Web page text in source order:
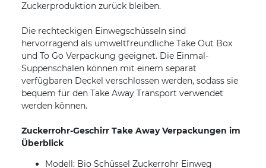
Zuckerproduktion zurück bleiben.
Die rechteckigen Einwegschüsseln sind
hervorragend als umweltfreundliche Take Out Box
und To Go Verpackung geeignet. Die Einmal-
Suppenschalen können mit einem separat
verfügbaren Deckel verschlossen werden, sodass sie
bequem für den Take Away Transport verwendet
werden können.
Zuckerrohr-Geschirr Take Away Verpackungen im
Überblick
Modell: Bio Schüssel Zuckerrohr Einweg